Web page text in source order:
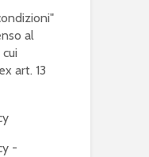
al
art. 13
-